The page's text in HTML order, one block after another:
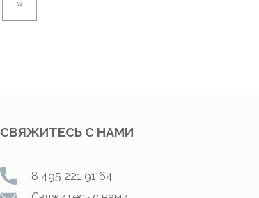
»
СВЯЖИТЕСЬ С НАМИ
8 495 221 91 64